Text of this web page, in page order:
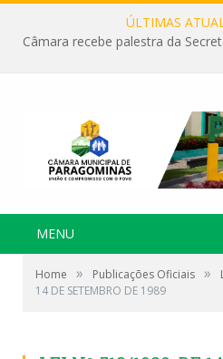
ÚLTIMAS
MENU
Home » Publicações Oficiais »
14 DE SETEMBRO DE 1989